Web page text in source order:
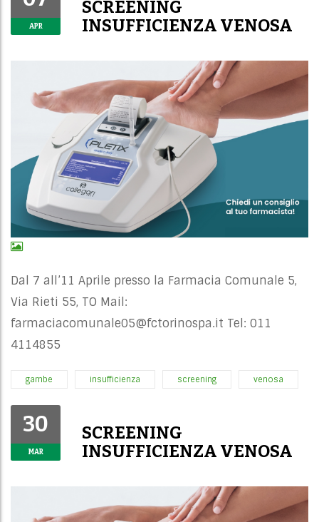
APR
SCREENING
INSUFFICIENZA VENOSA
Dal 7 all’11 Aprile presso la Farmacia Comunale 5,
Via Rieti 55, TO Mail:
farmaciacomunale05@fctorinospa.it Tel: 011
4114855
gambe insufficienza screening venosa
30
MAR
SCREENING
INSUFFICIENZA VENOSA